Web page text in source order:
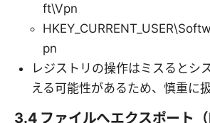
ft\Vpn
pn
レジストリの操作はミスるとシ
える可能性があるため、慎重に扱
3.4 ファイルへエクスポート